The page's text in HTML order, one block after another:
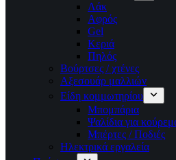
Λάκ
Αφρός
Gel
Κεριά
Πηλός
Βούρτσες / χτένες
Αξεσουάρ μαλλιών
Είδη κομμωτηρίου
Μπομπάρια
Ψαλίδια για
Μπέρτες / Ποδιές
Ηλεκτρικά εργαλεία